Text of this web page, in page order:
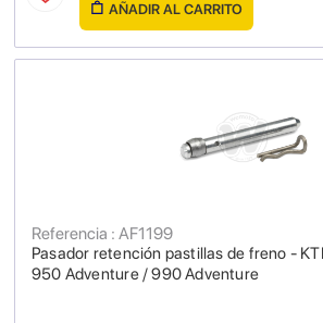
AÑADIR AL CARRITO
Pasador retención pastillas de freno -
950 Adventure / 990 Adventure
Referencia : AF1199